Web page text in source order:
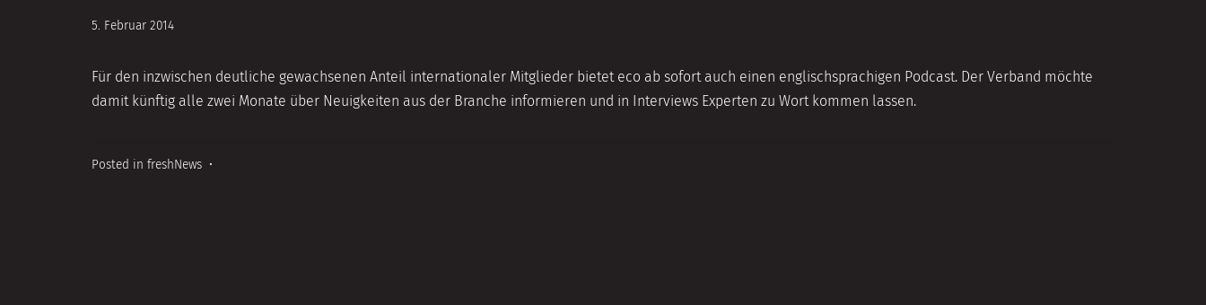
5. Februar 201421.
Für den inzwischen deutliche gewachsenen Anteil internationaler Mitglieder bietet eco ab sofort auch einen englischsprachigen Podcast. Der Verband möchte
damit künftig alle zwei Monate über Neuigkeiten aus der Branche informieren und in Interviews Experten zu Wort kommen lassen.
Posted in freshNews •